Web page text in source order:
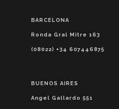
BARCELONA
Ronda Gral Mitre 163
(08022) +34 607446875
BUENOS AIRES
Angel Gallardo 551